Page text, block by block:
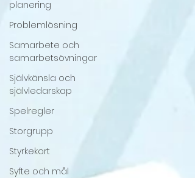
planering
Problemlösning
Samarbete och
samarbetsövningar
Självkänsla och
självledarskap
Spelregler
Storgrupp
Styrkekort
Syfte och mål